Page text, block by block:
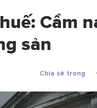
Cẩm
sản
Chia sẻ trong